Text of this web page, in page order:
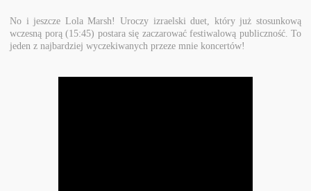
No i jeszcze Lola Marsh! Uroczy izraelski duet, który już stosunkową
wczesną porą (15:45) postara się zaczarować festiwalową publiczność. To
jeden z najbardziej wyczekiwanych przeze mnie koncertów!